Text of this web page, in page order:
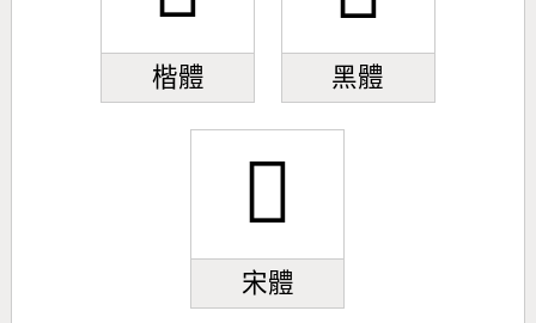
楷體 黑體
𣁻
宋體